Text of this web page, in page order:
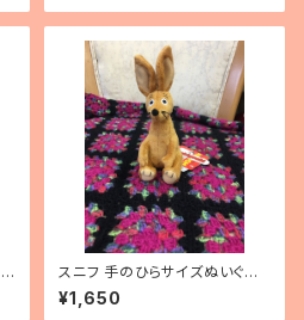
スニフ 手のひらサイズぬいぐる
み
¥1,650